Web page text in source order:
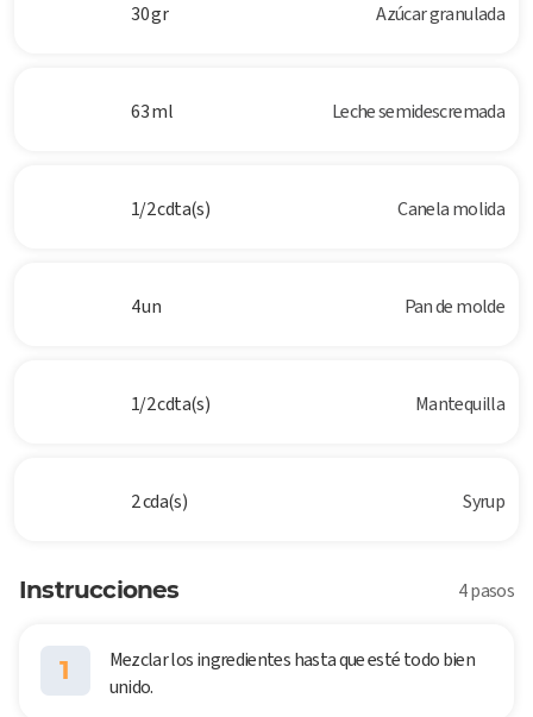
30 gr Azúcar granulada
63 ml Leche semidescremada
1/2 cdta(s) Canela molida
4 un Pan de molde
1/2 cdta(s) Mantequilla
2 cda(s) Syrup
Instrucciones 4 pasos
1
Mezclar los ingredientes hasta que esté todo bien
unido.